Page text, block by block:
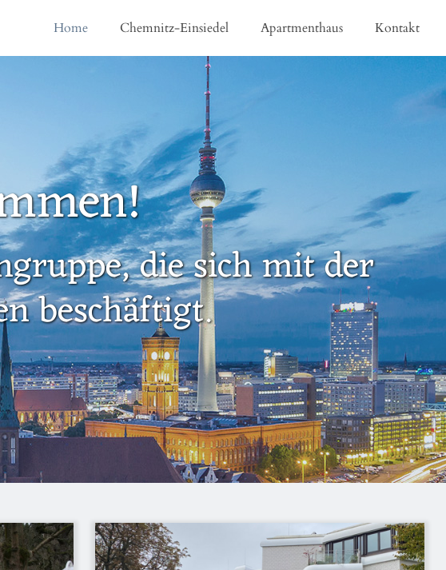
Home Chemnitz-Einsiedel Apartmenthaus Kontakt
die sich mit der
beschäftigt.